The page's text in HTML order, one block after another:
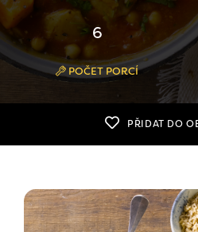
6
POČET PORCÍ
PŘIDAT DO